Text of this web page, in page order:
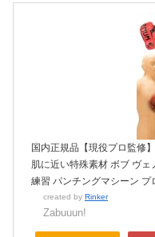
国内正規品【現役プロ監修
肌に近い特殊素材 ボブ ヴ
練習 パンチングマシーン プ
created by Rinker
Zabuuun!